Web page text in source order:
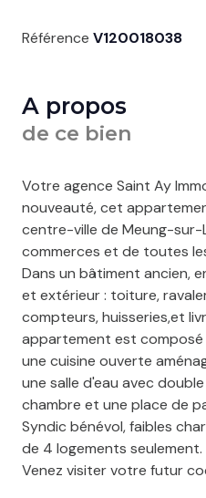
Référence V120018038
A propos
de ce bien
Votre agence Saint Ay
nouveauté, cet
centre-ville de Meung-sur-
commerces et de toutes
Dans un bâtiment ancien,
et extérieur : toiture,
compteurs, huisseries,et
appartement est
une cuisine ouverte
une salle d'eau avec
chambre et une place de
Syndic bénévol, faibles
de 4 logements seulement.
Venez visiter votre futur